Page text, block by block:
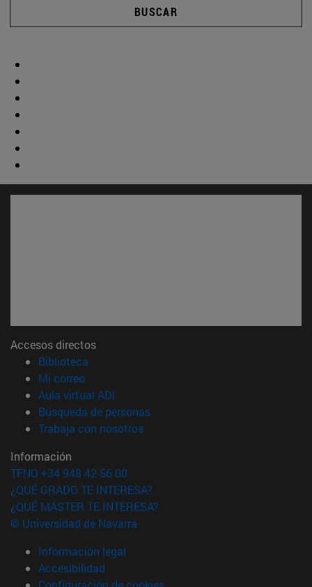
BUSCAR
Accesos directos
Biblioteca
Mi correo(abre en nueva ventana)
Aula virtual ADI
Búsqueda de personas(abre en nueva ventana)
Trabaja con nosotros(abre en nueva ventana)
Información
TFNO +34 948 42 56 00
¿QUÉ GRADO TE INTERESA?
¿QUÉ MÁSTER TE INTERESA?
© Universidad de Navarra
Información legal
Accesibilidad